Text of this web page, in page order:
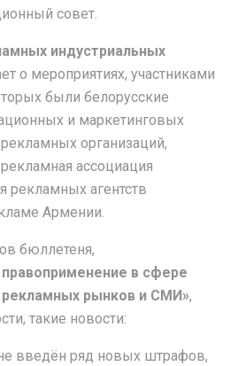
совет.
индустриальных
о мероприятиях, участниками
были белорусские
и маркетинговых
организаций,
ассоциация
рекламных агентств
Армении.
бюллетеня,
в сфере
рекламных рынков и СМИ»,
такие новости:
введён ряд новых штрафов,